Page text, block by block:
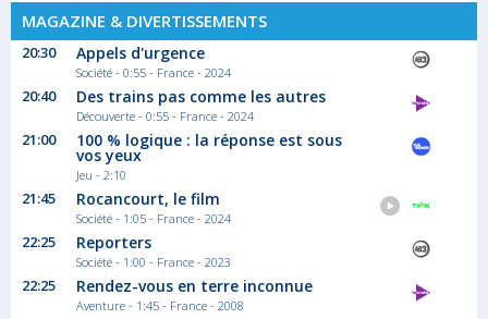
MAGAZINE & DIVERTISSEMENTS
20:30 Appels d'urgence
Société - 0:55 - France - 2024
20:40 Des trains pas comme les autres
Découverte - 0:55 - France - 2024
21:00 100 % logique : la réponse est sous
vos yeux
Jeu - 2:10
21:45 Rocancourt, le film
Société - 1:05 - France - 2024
22:25 Reporters
Société - 1:00 - France - 2023
22:25 Rendez-vous en terre inconnue
Aventure - 1:45 - France - 2008